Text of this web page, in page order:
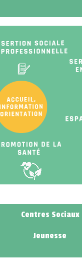
Centres Sociaux
Jeunesse